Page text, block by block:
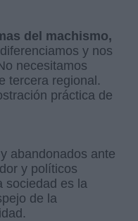
del machismo,
diferenciamos y nos
necesitamos
tercera regional.
práctica de
abandonados ante
y políticos
sociedad es la
de la